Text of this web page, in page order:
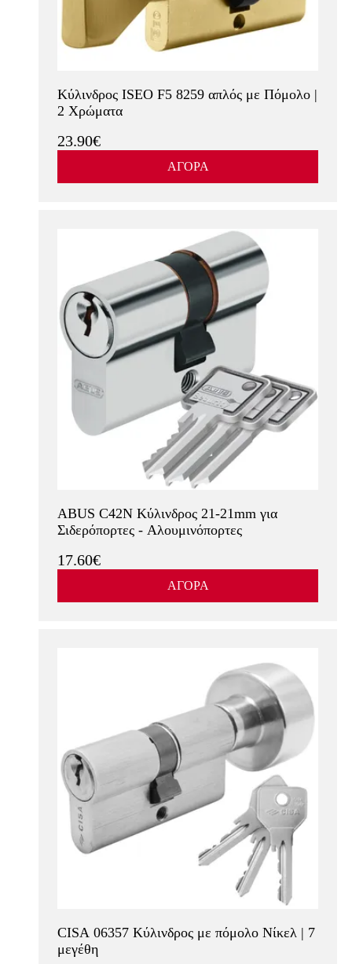
Κύλινδρος ISEO F5 8259 απλός με Πόμολο |
2 Χρώματα
23.90€
ΑΓΟΡΑ
ABUS C42N Κύλινδρος 21-21mm για
Σιδερόπορτες - Αλουμινόπορτες
17.60€
ΑΓΟΡΑ
CISA 06357 Κύλινδρος με πόμολο Νίκελ | 7
μεγέθη